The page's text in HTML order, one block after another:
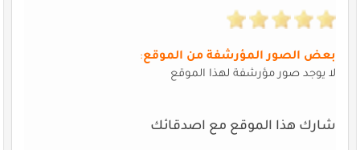
بعض الصور المؤرشفة من الموقع:
لا يوجد صور مؤرشفة لهذا الموقع
شارك هذا الموقع مع اصدقائك